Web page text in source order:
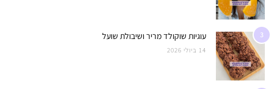
3 עוגיות שוקולד מריר ושיבולת שועל
14 ביולי 2026